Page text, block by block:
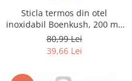
Sticla termos din otel
inoxidabil Boenkush, 200 ml,
fara BPA, rosu - SECOND
80,99 Lei
39,66 Lei